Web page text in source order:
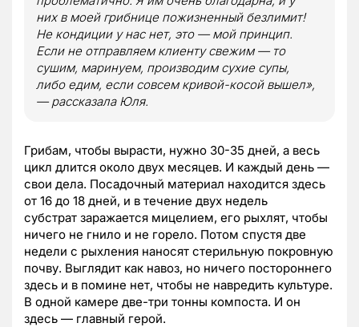
них в моей грибнице пожизненный безлимит!
Не кондиции у нас нет, это — мой принцип.
Если не отправляем клиенту свежим — то
сушим, маринуем, производим сухие супы,
либо едим, если совсем кривой-косой вышел»,
— рассказала Юля.
Грибам, чтобы вырасти, нужно 30-35 дней, а весь
цикл длится около двух месяцев. И каждый день —
свои дела. Посадочный материал находится здесь
от 16 до 18 дней, и в течение двух недель
субстрат заражается мицелием, его рыхлят, чтобы
ничего не гнило и не горело. Потом спустя две
недели с рыхления наносят стерильную покровную
почву. Выглядит как навоз, но ничего постороннего
здесь и в помине нет, чтобы не навредить культуре.
В одной камере две-три тонны компоста. И он
здесь — главный герой.